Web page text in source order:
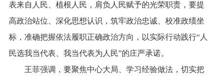
表来自人民、植根人民，肩负人民赋予的光荣职责，要提
高政治站位、深化思想认识，筑牢政治忠诚、校准政绩坐
标，准确把握依法履职正确政治方向，以实际行动践行“人
民选我当代表、我当代表为人民”的庄严承诺。
王菲强调，要聚焦中心大局、学习经验做法，切实把